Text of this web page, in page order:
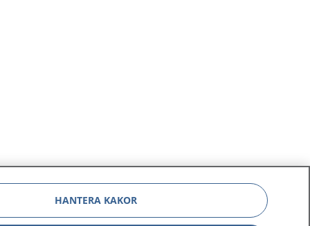
HANTERA KAKOR